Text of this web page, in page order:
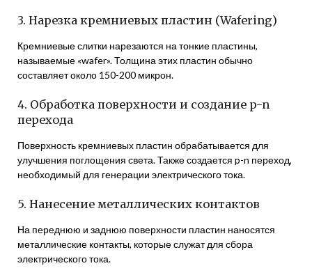
3. Нарезка кремниевых пластин (Wafering)
Кремниевые слитки нарезаются на тонкие пластины,
называемые «wafer». Толщина этих пластин обычно
составляет около 150-200 микрон.
4. Обработка поверхности и создание p-n
перехода
Поверхность кремниевых пластин обрабатывается для
улучшения поглощения света. Также создается p-n переход,
необходимый для генерации электрического тока.
5. Нанесение металлических контактов
На переднюю и заднюю поверхности пластин наносятся
металлические контакты, которые служат для сбора
электрического тока.